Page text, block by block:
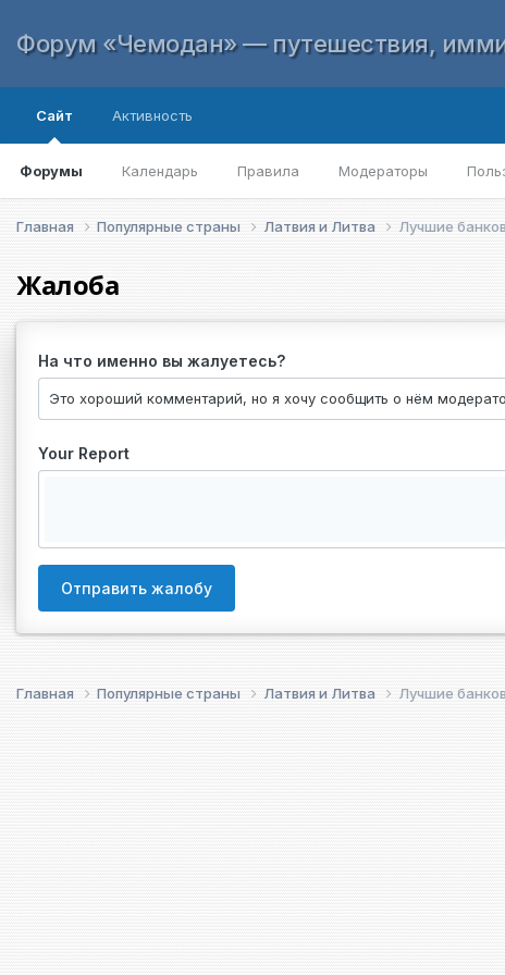
Форум «Чемодан» — путешествия,
Сайт
Форумы Календарь Правила Модераторы
Активность
Главная Популярные страны Латвия и Литва Лучшие
Жалоба
На что именно вы жалуетесь?
Your Report
Отправить жалобу
Главная Популярные страны Латвия и Литва Лучшие